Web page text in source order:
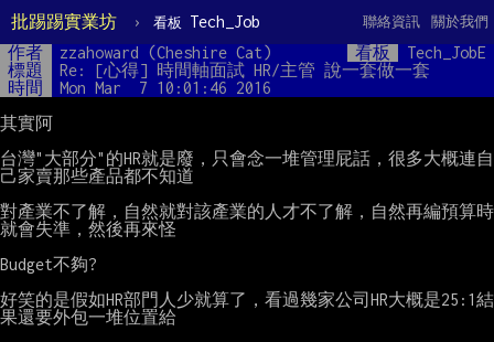
批踢踢實業坊 › 看板 Tech_Job 關於我們
聯絡資訊
作者 zzahoward (Cheshire Cat) 看板
Tech_JobE
標題
Re: [心得] 時間軸面試 HR/主管 說一套做一套
時間
Mon Mar  7 10:01:46 2016
其實阿
台灣"大部分"的HR就是廢，只會念一堆管理屁話，很多大概連自
己家賣那些產品都不知道
對產業不了解，自然就對該產業的人才不了解，自然再編預算時
就會失準，然後再來怪
Budget不夠?
好笑的是假如HR部門人少就算了，看過幾家公司HR大概是25:1結
果還要外包一堆位置給